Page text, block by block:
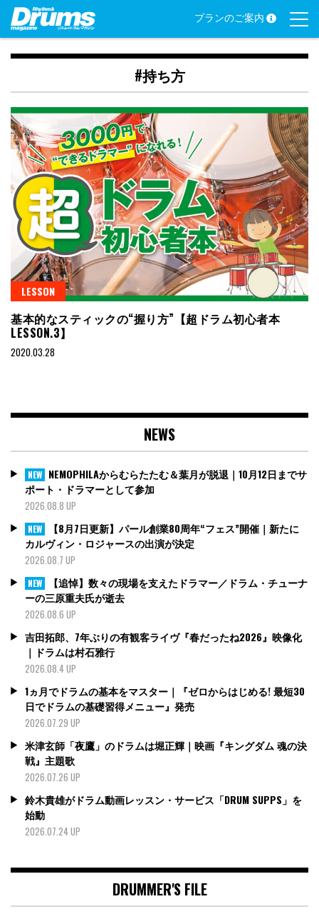
Skip
content
プランのご案内
#持ち方
LESSON
基本的なスティックの“握り方”【超ドラム初心者本
LESSON.3】
2020.03.28
NEWS
NEW NEMOPHILAからむらたたむ＆葉月が脱退｜10月12日までサ
ポート・ドラマーとして参加
2026.08.8 UP
NEW
【8月7日更新】パール創業80周年“フェス”開催｜新たに
カルヴィン・ロジャースの出演が決定
2026.08.7 UP
NEW
【追悼】数々の現場を支えたドラマー／ドラム・チューナ
ーの三原重夫氏が逝去
2026.08.6 UP
吉田拓郎、7年ぶりの有観客ライヴ『春だったね2026』映像化
｜ドラムは村石雅行
2026.08.4 UP
1ヵ月でドラムの基本をマスター｜『ゼロからはじめる! 最短30
日でドラムの基礎習得メニュー』発売
2026.07.29 UP
米津玄師「夜鷹」のドラムは堀正輝｜映画『キングダム 魂の決
戦』主題歌
2026.07.26 UP
鈴木貴雄がドラム動画レッスン・サービス「DRUM SUPPS」を
始動
2026.07.24 UP
DRUMMER'S FILE